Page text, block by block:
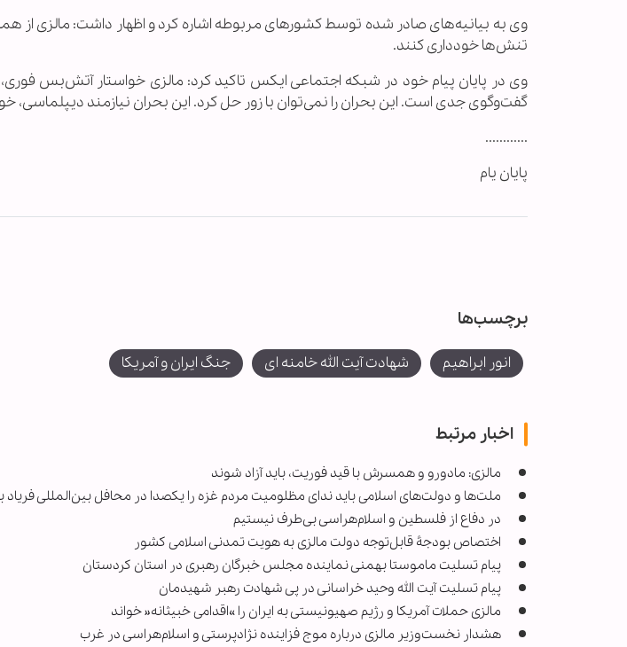
وی به بیانیه‌های صادر شده توسط کشورهای مربوطه اشاره کرد و اظهار داشت: مالزی از
تنش‌ها خودداری کنند.
وی در پایان پیام خود در شبکه اجتماعی ایکس تاکید کرد: مالزی خواستار آتش‌بس
گفت‌وگوی جدی است. این بحران را نمی‌توان با زور حل کرد. این بحران نیازمند دیپلماسی،
............
پایان یام
برچسب‌ها
انور ابراهیم شهادت آیت الله خامنه ای جنگ ایران و آمریکا
اخبار مرتبط
مالزی: مادورو و همسرش با قید فوریت، باید آزاد شوند
ملت‌ها و دولت‌های اسلامی باید ندای مظلومیت مردم غزه را یکصدا در محافل بین‌المللی فریاد
در دفاع از فلسطین و اسلام‌هراسی بی‌طرف نیستیم
اختصاص بودجۀ قابل‌توجه دولت مالزی به هویت تمدنی اسلامی کشور
پیام تسلیت ماموستا بهمنی نماینده مجلس خبرگان رهبری در استان کردستان
پیام تسلیت آیت الله وحید خراسانی در پی شهادت رهبر شهیدمان
مالزی حملات آمریکا و رژیم صهیونیستی به ایران را »اقدامی خبیثانه« خواند
هشدار نخست‌وزیر مالزی درباره موج فزاینده نژادپرستی و اسلام‌هراسی در غرب